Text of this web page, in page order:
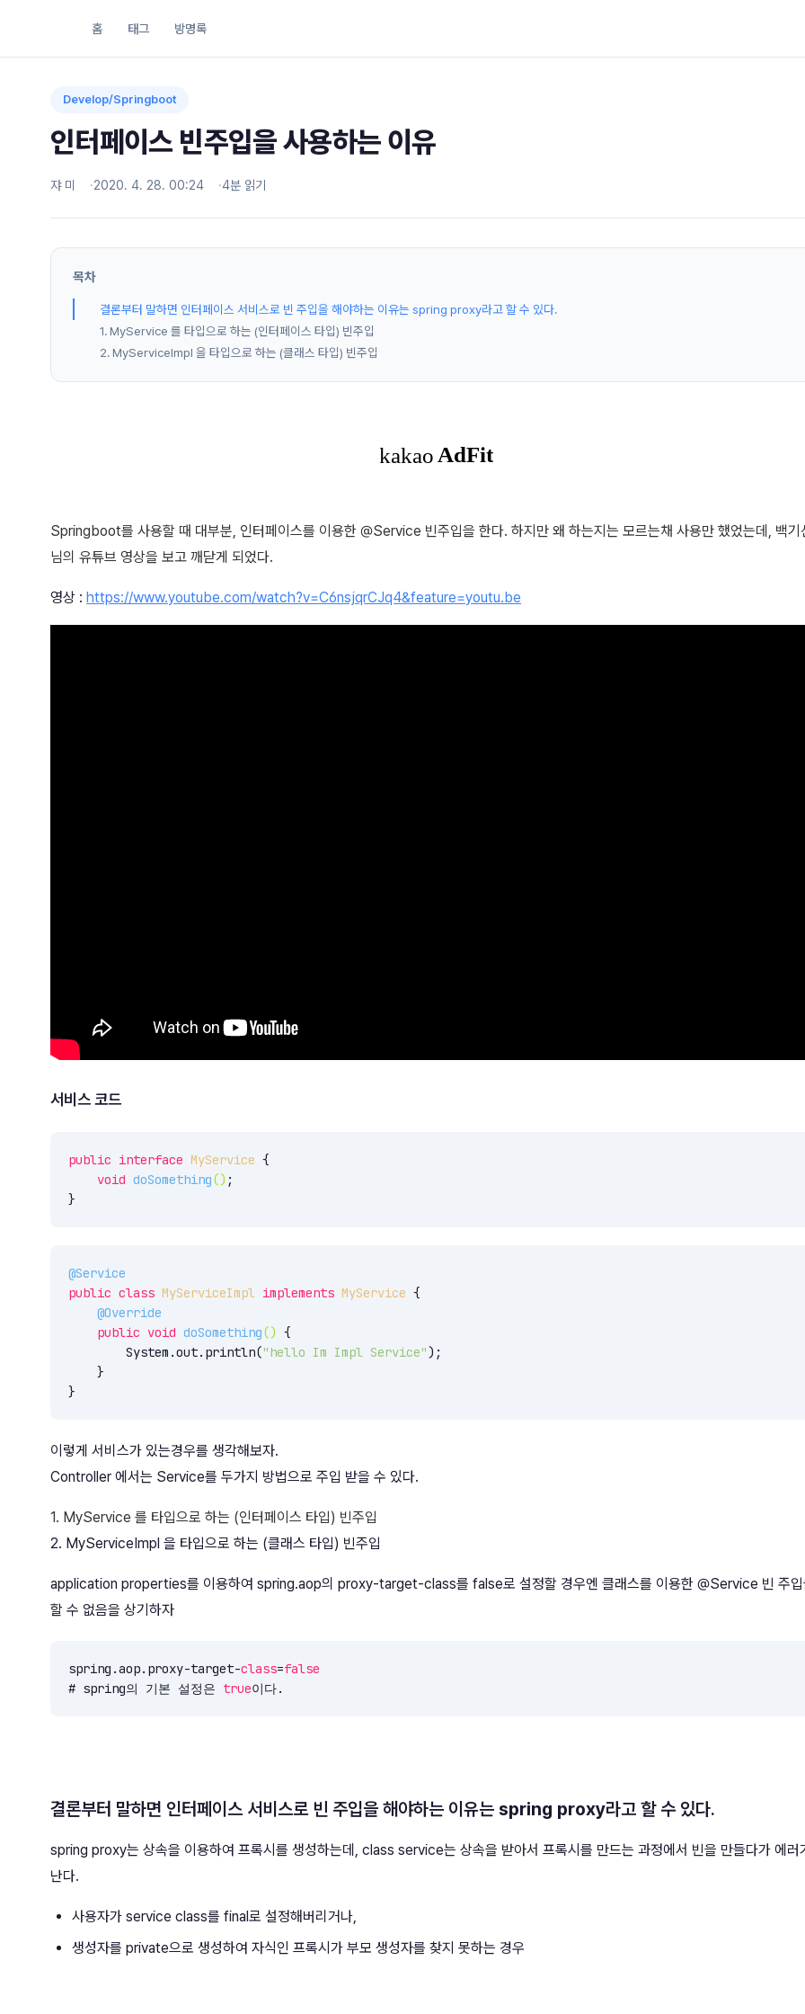
홈 태그 방명록
Develop/Springboot
인터페이스 빈주입을 사용하는 이유
쟈 미 2020. 4. 28. 00:24 4분 읽기
목차
결론부터 말하면 인터페이스 서비스로 빈 주입을 해야하는 이유는 spring proxy라고 할 수 있다.
1. MyService 를 타입으로 하는 (인터페이스 타입) 빈주입
2. MyServiceImpl 을 타입으로 하는 (클래스 타입) 빈주입
Springboot를 사용할 때 대부분, 인터페이스를 이용한 @Service 빈주입을 한다. 하지만 왜 하는지는 모르는채 사용만 했었는데, 백기
님의 유튜브 영상을 보고 깨닫게 되었다.
영상 : https://www.youtube.com/watch?v=C6nsjqrCJq4&feature=youtu.be
서비스 코드
public interface MyService {
void doSomething() ;
}
@Service
public class MyServiceImpl implements MyService {
@Override
public void doSomething() {
        System.out.println(
"hello Im Impl Service");
    }
}
이렇게 서비스가 있는경우를 생각해보자.
Controller 에서는 Service를 두가지 방법으로 주입 받을 수 있다.
1. MyService 를 타입으로 하는 (인터페이스 타입) 빈주입
2. MyServiceImpl 을 타입으로 하는 (클래스 타입) 빈주입
application properties를 이용하여 spring.aop의 proxy-target-class를 false로 설정할 경우엔 클래스를 이용한 @Service 빈 주
할 수 없음을 상기하자
spring.aop.proxy-target-class=false
# spring의 기본 설정은 true이다.
결론부터 말하면 인터페이스 서비스로 빈 주입을 해야하는 이유는 spring proxy라고 할 수 있다.
spring proxy는 상속을 이용하여 프록시를 생성하는데, class service는 상속을 받아서 프록시를 만드는 과정에서 빈을 만들다가 에러
난다.
사용자가 service class를 final로 설정해버리거나,
생성자를 private으로 생성하여 자식인 프록시가 부모 생성자를 찾지 못하는 경우